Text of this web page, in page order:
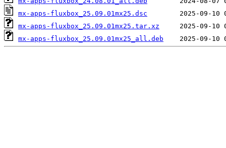
mx-apps-fluxbox_25.09.01mx25.dsc
mx-apps-fluxbox_25.09.01mx25.tar.xz
mx-apps-fluxbox_25.09.01mx25_all.deb